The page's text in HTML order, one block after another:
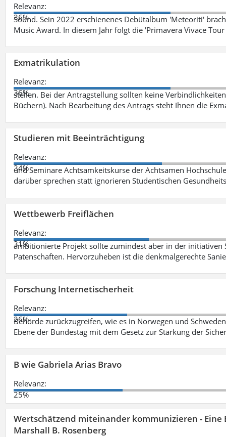
Relevanz:
36%
Sound. Sein 2022 erschienenes Debütalbum 'Meteoriti'
Music Award. In diesem Jahr folgt die 'Primavera Vivace
Exmatrikulation
Relevanz:
36%
stellen. Bei der Antragstellung sollten keine
Büchern). Nach Bearbeitung des Antrags steht Ihnen die
Studieren mit Beeinträchtigung
Relevanz:
34%
und Seminare Achtsamkeitskurse der Achtsamen
darüber sprechen statt ignorieren Studentischen
Wettbewerb Freiflächen
Relevanz:
31%
ambitionierte Projekt sollte zumindest aber in der initiativen
Patenschaften. Hervorzuheben ist die denkmalgerechte
Forschung Internetischerheit
Relevanz:
26%
Behörde zurückzugreifen, wie es in Norwegen und
Ebene der Bundestag mit dem Gesetz zur Stärkung der
B wie Gabriela Arias Bravo
Relevanz:
25%
Wertschätzend miteinander kommunizieren -
Marshall B. Rosenberg